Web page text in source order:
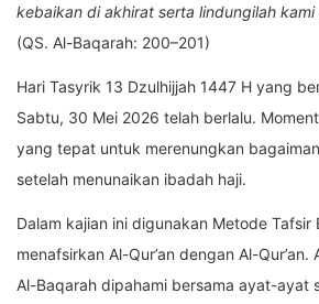
kebaikan di akhirat serta lindungilah kami
(QS. Al-Baqarah: 200–201)
Hari Tasyrik 13 Dzulhijjah 1447 H yang
Sabtu, 30 Mei 2026 telah berlalu.
yang tepat untuk merenungkan
setelah menunaikan ibadah haji.
Dalam kajian ini digunakan Metode Tafsir
menafsirkan Al-Qur’an dengan Al-
Al-Baqarah dipahami bersama ayat-ayat